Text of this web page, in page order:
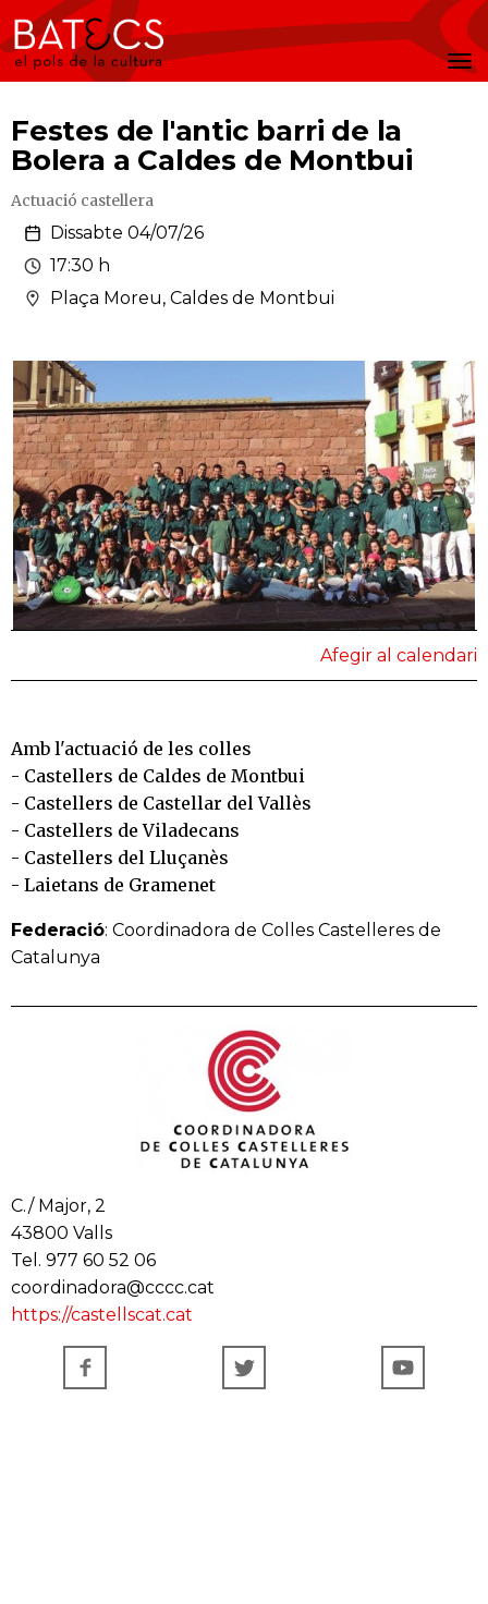
Batecs
Afegir al calendari
Festes de l'antic barri de la
Bolera a Caldes de Montbui
Actuació castellera
Dissabte 04/07/26
17:30 h
Plaça Moreu, Caldes de Montbui
Amb l'actuació de les colles
- Castellers de Caldes de Montbui
- Castellers de Castellar del Vallès
- Castellers de Viladecans
- Castellers del Lluçanès
- Laietans de Gramenet
Federació: Coordinadora de Colles Castelleres de
Catalunya
C./ Major, 2
43800 Valls
Tel. 977 60 52 06
coordinadora@cccc.cat
https://castellscat.cat